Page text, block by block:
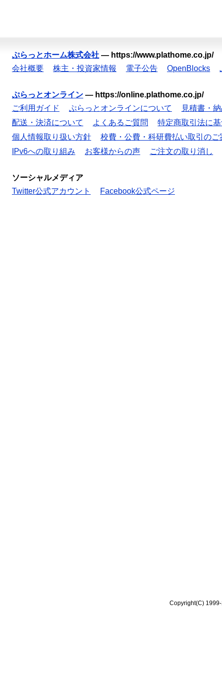
ぷらっとホーム株式会社 — https://www.plathome.co.jp/
会社概要
株主・投資家情報 電子公告 OpenBlocks
ぷらっとオンライン — https://online.plathome.co.jp/
ご利用ガイド
ぷらっとオンラインについて
見積書・
配送・決済について
よくあるご質問
特定商取引法に
個人情報取り扱い方針
校費・公費・科研費払い取引のご
IPv6への取り組み
お客様からの声 ご注文の取り消し
ソーシャルメディア
Twitter公式アカウント
Facebook公式ページ
Copyright(C)